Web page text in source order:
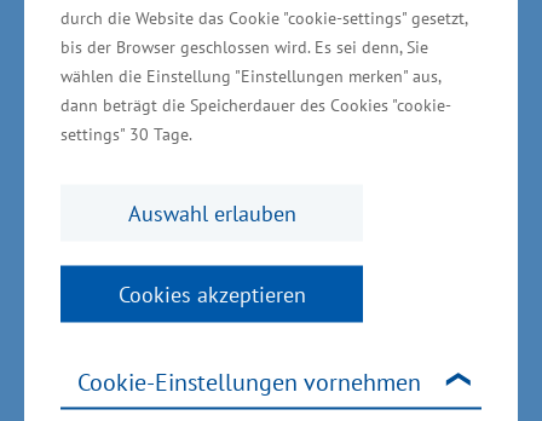
durch die Website das Cookie "cookie-settings" gesetzt,
bis der Browser geschlossen wird. Es sei denn, Sie
wählen die Einstellung "Einstellungen merken" aus,
dann beträgt die Speicherdauer des Cookies "cookie-
settings" 30 Tage.
Auswahl erlauben
Cookies akzeptieren
Cookie-Einstellungen vornehmen
Darüber hinaus soll ein Bürokomplex
entstehen.
Gewerbegebiete in Vorpommern
Erschließung des Industrieparks Berlin –
Szczecin mit dem ersten Bauabschnitt (= 50,2
mit rund 12,2 Millionen Euro aus Mitteln der